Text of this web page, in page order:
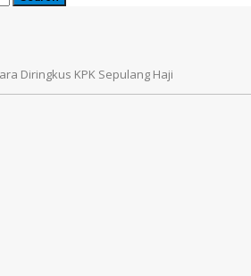
Diringkus KPK Sepulang Haji